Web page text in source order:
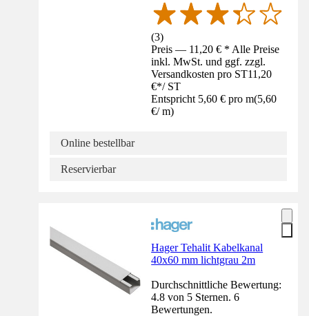
(3)
Preis — 11,20 € * Alle Preise
inkl. MwSt. und ggf. zzgl.
Versandkosten pro ST11,20
€*/ ST
Entspricht 5,60 € pro m(5,60
€/ m)
Online bestellbar
Reservierbar
Hager Tehalit Kabelkanal
40x60 mm lichtgrau 2m
Durchschnittliche Bewertung:
4.8 von 5 Sternen. 6
Bewertungen.